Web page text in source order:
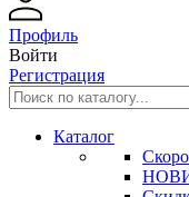
Профиль
Войти
Регистрация
Каталог